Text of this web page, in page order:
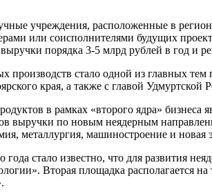
учреждения, расположенные в
или соисполнителями будущих
порядка 3-5 млрд рублей в год и
производств стало одной из главных
края, а также с главой Удмуртской
в рамках «второго ядра»
выручки по новым неядерным
металлургия, машиностроение и новая
года стало известно, что для развития
Вторая площадка располагается